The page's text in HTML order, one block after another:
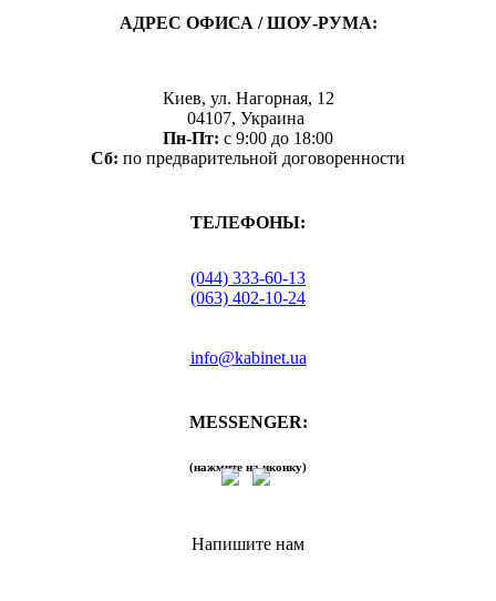
АДРЕС ОФИСА / ШОУ-РУМА:
Киев, ул. Нагорная, 12
04107, Украина
Пн-Пт: с 9:00 до 18:00
Сб: по предварительной договоренности
ТЕЛЕФОНЫ:
(044) 333-60-13
(063) 402-10-24
info@kabinet.ua
MESSENGER:
(нажмите на иконку)
Напишите нам